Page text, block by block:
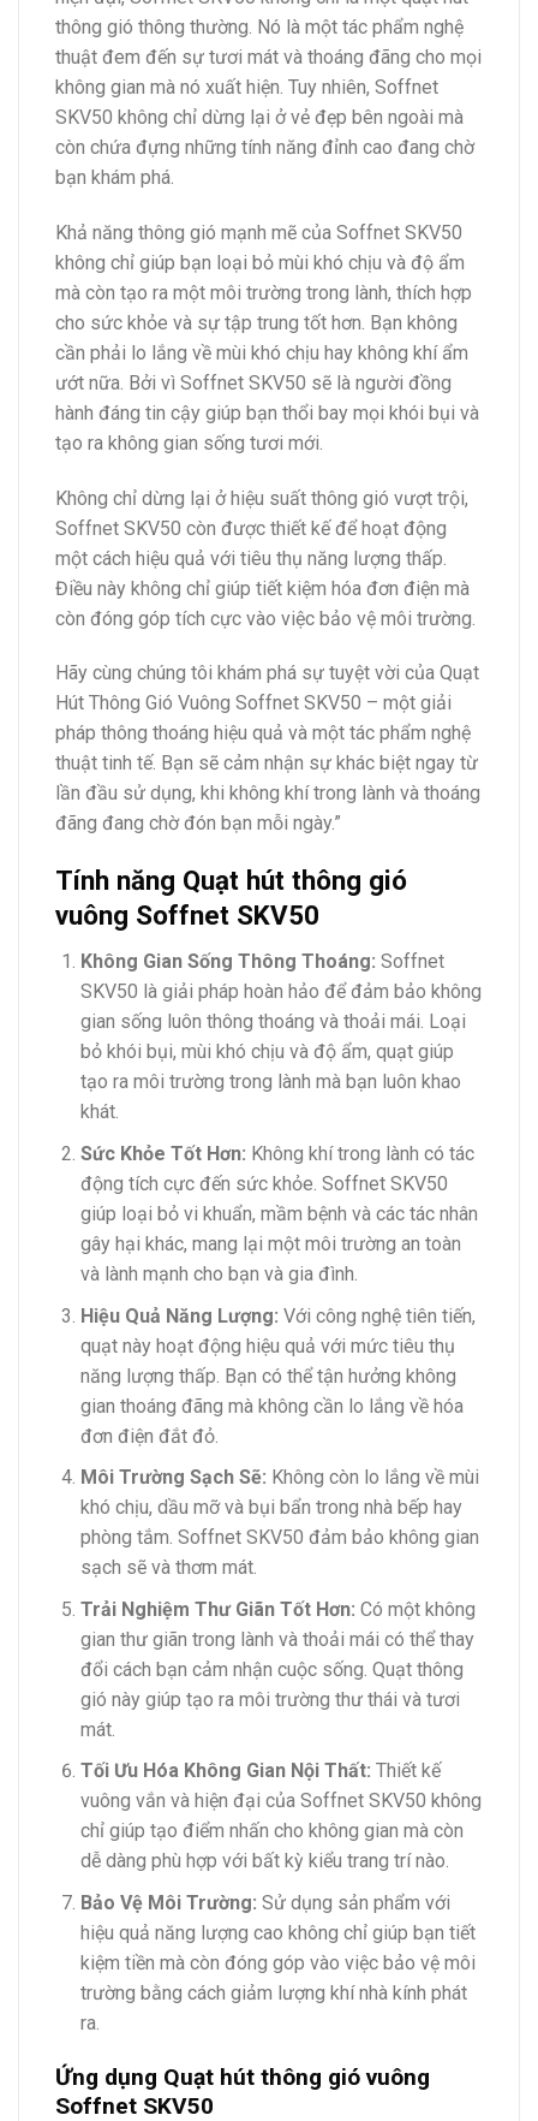
thông gió thông thường. Nó là một tác phẩm nghệ
thuật đem đến sự tươi mát và thoáng đãng cho mọi
không gian mà nó xuất hiện. Tuy nhiên, Soffnet
SKV50 không chỉ dừng lại ở vẻ đẹp bên ngoài mà
còn chứa đựng những tính năng đỉnh cao đang chờ
bạn khám phá.
Khả năng thông gió mạnh mẽ của Soffnet SKV50
không chỉ giúp bạn loại bỏ mùi khó chịu và độ ẩm
mà còn tạo ra một môi trường trong lành, thích hợp
cho sức khỏe và sự tập trung tốt hơn. Bạn không
cần phải lo lắng về mùi khó chịu hay không khí ẩm
ướt nữa. Bởi vì Soffnet SKV50 sẽ là người đồng
hành đáng tin cậy giúp bạn thổi bay mọi khói bụi và
tạo ra không gian sống tươi mới.
Không chỉ dừng lại ở hiệu suất thông gió vượt trội,
Soffnet SKV50 còn được thiết kế để hoạt động
một cách hiệu quả với tiêu thụ năng lượng thấp.
Điều này không chỉ giúp tiết kiệm hóa đơn điện mà
còn đóng góp tích cực vào việc bảo vệ môi trường.
Hãy cùng chúng tôi khám phá sự tuyệt vời của Quạt
Hút Thông Gió Vuông Soffnet SKV50 – một giải
pháp thông thoáng hiệu quả và một tác phẩm nghệ
thuật tinh tế. Bạn sẽ cảm nhận sự khác biệt ngay từ
lần đầu sử dụng, khi không khí trong lành và thoáng
đãng đang chờ đón bạn mỗi ngày.”
Tính năng Quạt hút thông gió
vuông Soffnet SKV50
Không Gian Sống Thông Thoáng: Soffnet
SKV50 là giải pháp hoàn hảo để đảm bảo không
gian sống luôn thông thoáng và thoải mái. Loại
bỏ khói bụi, mùi khó chịu và độ ẩm, quạt giúp
tạo ra môi trường trong lành mà bạn luôn khao
khát.
Sức Khỏe Tốt Hơn: Không khí trong lành có tác
động tích cực đến sức khỏe. Soffnet SKV50
giúp loại bỏ vi khuẩn, mầm bệnh và các tác nhân
gây hại khác, mang lại một môi trường an toàn
và lành mạnh cho bạn và gia đình.
Hiệu Quả Năng Lượng: Với công nghệ tiên tiến,
quạt này hoạt động hiệu quả với mức tiêu thụ
năng lượng thấp. Bạn có thể tận hưởng không
gian thoáng đãng mà không cần lo lắng về hóa
đơn điện đắt đỏ.
Môi Trường Sạch Sẽ: Không còn lo lắng về mùi
khó chịu, dầu mỡ và bụi bẩn trong nhà bếp hay
phòng tắm. Soffnet SKV50 đảm bảo không gian
sạch sẽ và thơm mát.
Trải Nghiệm Thư Giãn Tốt Hơn: Có một không
gian thư giãn trong lành và thoải mái có thể thay
đổi cách bạn cảm nhận cuộc sống. Quạt thông
gió này giúp tạo ra môi trường thư thái và tươi
mát.
Tối Ưu Hóa Không Gian Nội Thất: Thiết kế
vuông vắn và hiện đại của Soffnet SKV50 không
chỉ giúp tạo điểm nhấn cho không gian mà còn
dễ dàng phù hợp với bất kỳ kiểu trang trí nào.
Bảo Vệ Môi Trường: Sử dụng sản phẩm với
hiệu quả năng lượng cao không chỉ giúp bạn tiết
kiệm tiền mà còn đóng góp vào việc bảo vệ môi
trường bằng cách giảm lượng khí nhà kính phát
ra.
Ứng dụng Quạt hút thông gió vuông
Soffnet SKV50